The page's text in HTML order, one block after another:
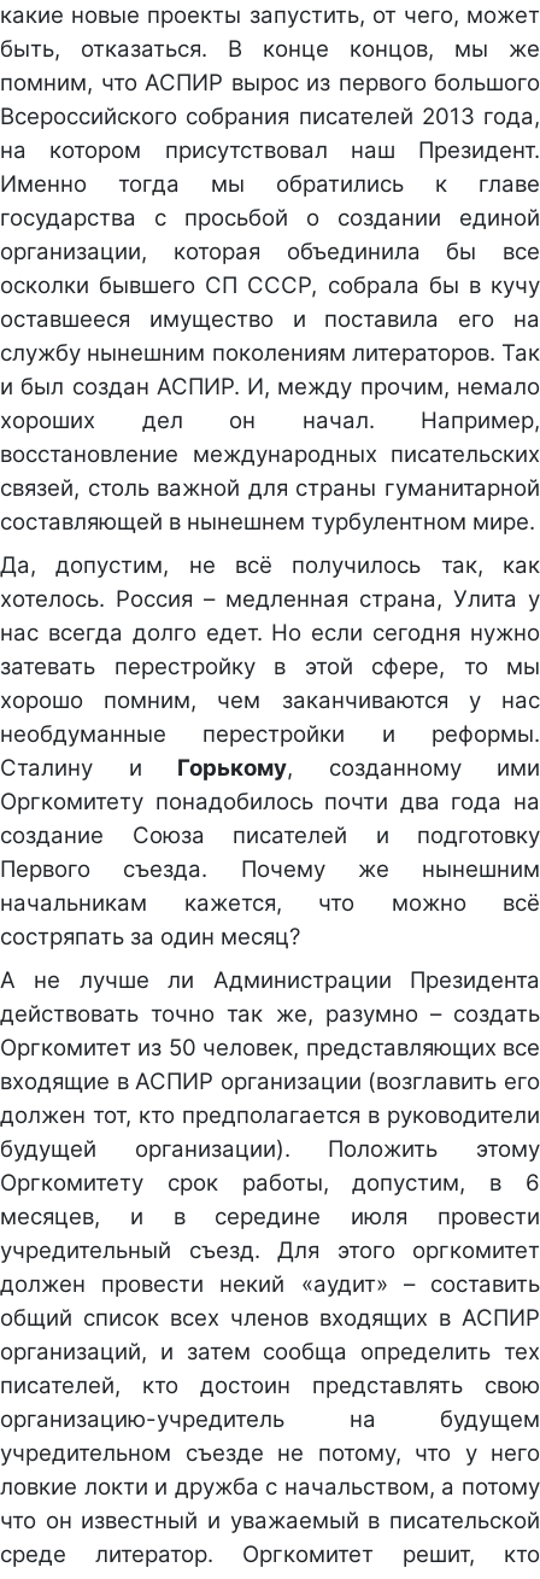
какие новые проекты запустить, от чего, может
быть, отказаться. В конце концов, мы же
помним, что АСПИР вырос из первого большого
Всероссийского собрания писателей 2013 года,
на котором присутствовал наш Президент.
Именно тогда мы обратились к главе
государства с просьбой о создании единой
организации, которая объединила бы все
осколки бывшего СП СССР, собрала бы в кучу
оставшееся имущество и поставила его на
службу нынешним поколениям литераторов. Так
и был создан АСПИР. И, между прочим, немало
хороших дел он начал. Например,
восстановление международных писательских
связей, столь важной для страны гуманитарной
составляющей в нынешнем турбулентном мире.
Да, допустим, не всё получилось так, как
хотелось. Россия – медленная страна, Улита у
нас всегда долго едет. Но если сегодня нужно
затевать перестройку в этой сфере, то мы
хорошо помним, чем заканчиваются у нас
необдуманные перестройки и реформы.
Сталину и Горькому, созданному ими
Оргкомитету понадобилось почти два года на
создание Союза писателей и подготовку
Первого съезда. Почему же нынешним
начальникам кажется, что можно всё
состряпать за один месяц?
А не лучше ли Администрации Президента
действовать точно так же, разумно – создать
Оргкомитет из 50 человек, представляющих все
входящие в АСПИР организации (возглавить его
должен тот, кто предполагается в руководители
будущей организации). Положить этому
Оргкомитету срок работы, допустим, в 6
месяцев, и в середине июля провести
учредительный съезд. Для этого оргкомитет
должен провести некий «аудит» – составить
общий список всех членов входящих в АСПИР
организаций, и затем сообща определить тех
писателей, кто достоин представлять свою
организацию-учредитель на будущем
учредительном съезде не потому, что у него
ловкие локти и дружба с начальством, а потому
что он известный и уважаемый в писательской
среде литератор. Оргкомитет решит, кто